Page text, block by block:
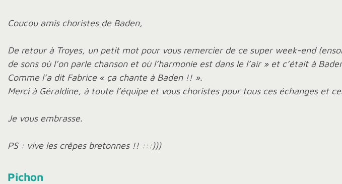
Coucou amis choristes de Baden,
De retour à Troyes, un petit mot pour vous remercier de ce super week-end
de sons où l’on parle chanson et où l’harmonie est dans le l’air » et c’était à
Comme l’a dit Fabrice « ça chante à Baden !! ».
Merci à Géraldine, à toute l’équipe et vous choristes pour tous ces échanges et
Je vous embrasse.
PS : vive les crêpes bretonnes !! :::)))
Pichon